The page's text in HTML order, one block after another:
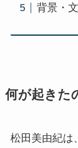
背景・
何が起きた
松田美由紀は